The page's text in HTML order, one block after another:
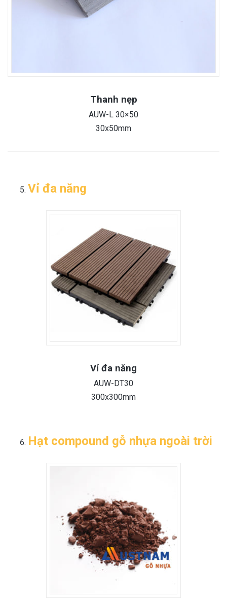
Thanh nẹp
AUW-L 30×50
30x50mm
Vỉ đa năng
Vỉ đa năng
AUW-DT30
300x300mm
Hạt compound gỗ nhựa ngoài trời